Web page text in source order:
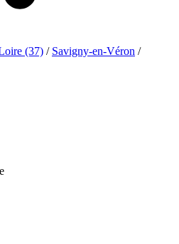
(37) / Savigny-en-Véron /